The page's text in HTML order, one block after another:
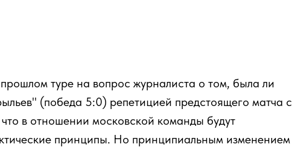
туре на вопрос журналиста о том, была ли
(победа 5:0) репетицией предстоящего матча с
в отношении московской команды будут
принципы. Но принципиальным изменением